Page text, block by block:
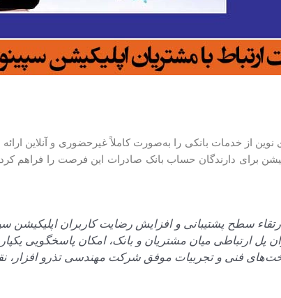
نوین از خدمات بانکی را به‌صورت کاملاً غیرحضوری و آنلاین
برای دارندگان حساب بانک صادرات این فرصت را فراهم
سطح پشتیبانی و افزایش رضایت کاربران اپلیکیشن
ارتباطی میان مشتریان و بانک، امکان پاسخگویی
زیرساخت‌های فنی و تجربیات موفق شرکت مهندسی تذرو